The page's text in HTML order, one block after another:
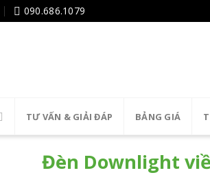
090.686.1079
TƯ VẤN & GIẢI ĐÁP BẢNG GIÁ
Đèn Downlight